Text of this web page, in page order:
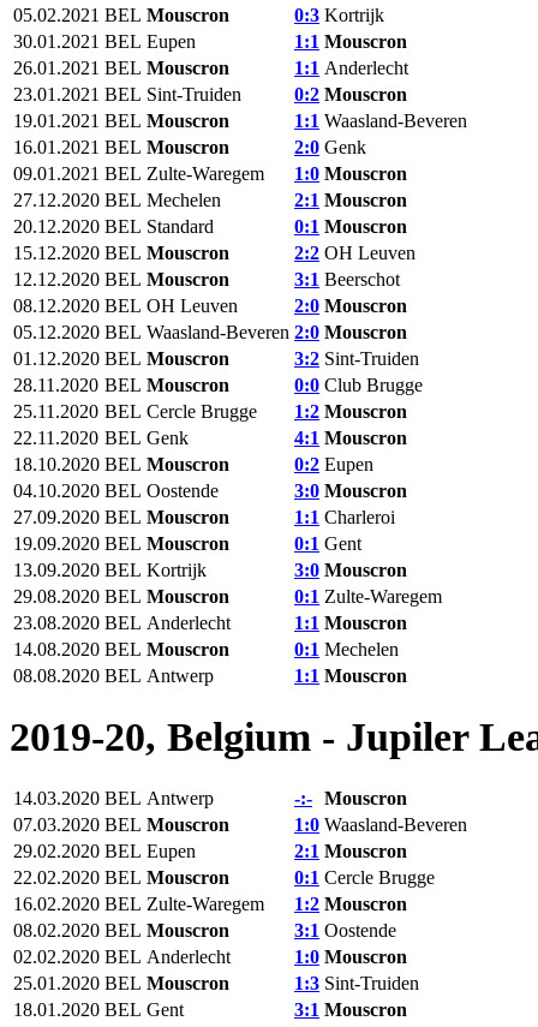
05.02.2021 BEL Mouscron‎ 0:3 Kortrijk
30.01.2021 BEL Eupen 1:1 Mouscron‎
26.01.2021 BEL Mouscron‎ 1:1 Anderlecht
23.01.2021 BEL Sint-Truiden 0:2 Mouscron‎
19.01.2021 BEL Mouscron‎ 1:1 Waasland-Beveren
16.01.2021 BEL Mouscron‎ 2:0 Genk
09.01.2021 BEL Zulte-Waregem 1:0 Mouscron‎
27.12.2020 BEL Mechelen 2:1 Mouscron‎
20.12.2020 BEL Standard 0:1 Mouscron‎
15.12.2020 BEL Mouscron‎ 2:2 OH Leuven
12.12.2020 BEL Mouscron‎ 3:1 Beerschot
08.12.2020 BEL OH Leuven 2:0 Mouscron‎
05.12.2020 BEL Waasland-Beveren 2:0 Mouscron‎
01.12.2020 BEL Mouscron‎ 3:2 Sint-Truiden
28.11.2020 BEL Mouscron‎ 0:0 Club Brugge
25.11.2020 BEL Cercle Brugge 1:2 Mouscron‎
22.11.2020 BEL Genk 4:1 Mouscron‎
18.10.2020 BEL Mouscron‎ 0:2 Eupen
04.10.2020 BEL Oostende 3:0 Mouscron‎
27.09.2020 BEL Mouscron‎ 1:1 Charleroi
19.09.2020 BEL Mouscron‎ 0:1 Gent
13.09.2020 BEL Kortrijk 3:0 Mouscron‎
29.08.2020 BEL Mouscron‎ 0:1 Zulte-Waregem
23.08.2020 BEL Anderlecht 1:1 Mouscron‎
14.08.2020 BEL Mouscron‎ 0:1 Mechelen
08.08.2020 BEL Antwerp 1:1 Mouscron‎
2019-20, Belgium - Jupiler
14.03.2020 BEL Antwerp -:- Mouscron‎
07.03.2020 BEL Mouscron‎ 1:0 Waasland-Beveren
29.02.2020 BEL Eupen 2:1 Mouscron‎
22.02.2020 BEL Mouscron‎ 0:1 Cercle Brugge
16.02.2020 BEL Zulte-Waregem 1:2 Mouscron‎
08.02.2020 BEL Mouscron‎ 3:1 Oostende
02.02.2020 BEL Anderlecht 1:0 Mouscron‎
25.01.2020 BEL Mouscron‎ 1:3 Sint-Truiden
18.01.2020 BEL Gent 3:1 Mouscron‎